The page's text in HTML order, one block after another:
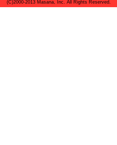
(C)2000-2013 Masana, Inc. All Rights Reserved.